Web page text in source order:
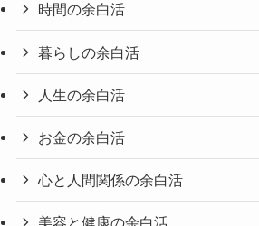
時間の余白活
暮らしの余白活
人生の余白活
お金の余白活
心と人間関係の余白活
美容と健康の余白活